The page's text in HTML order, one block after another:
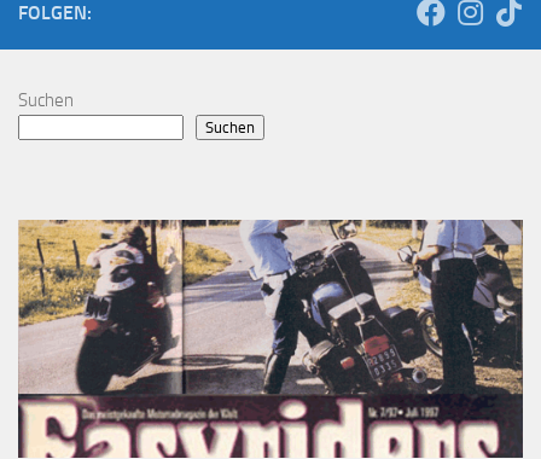
FOLGEN:
Suchen
Suchen